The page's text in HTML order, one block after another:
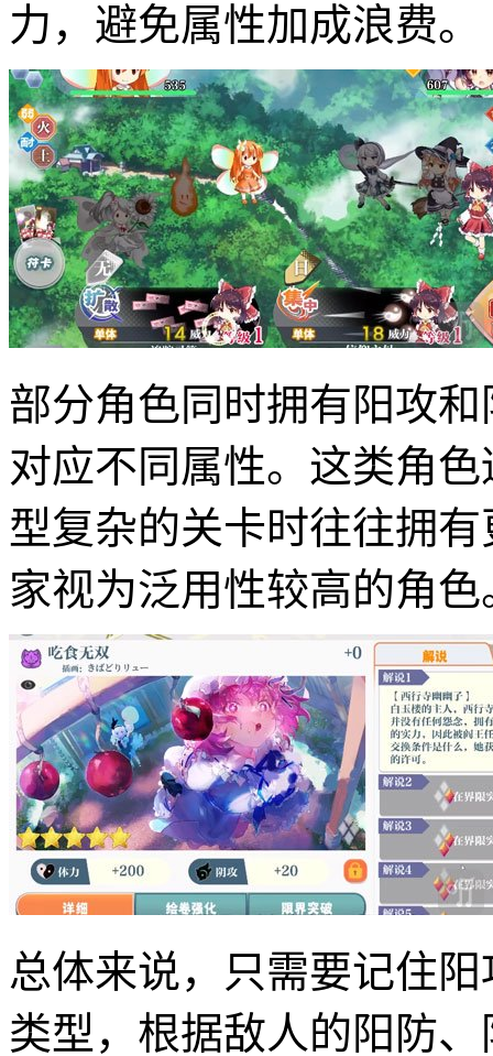
力，避免属性加成浪费。
部分角色同时拥有阳攻
对应不同属性。这类角
型复杂的关卡时往往拥
家视为泛用性较高的角色
总体来说，只需要记住
类型，根据敌人的阳防